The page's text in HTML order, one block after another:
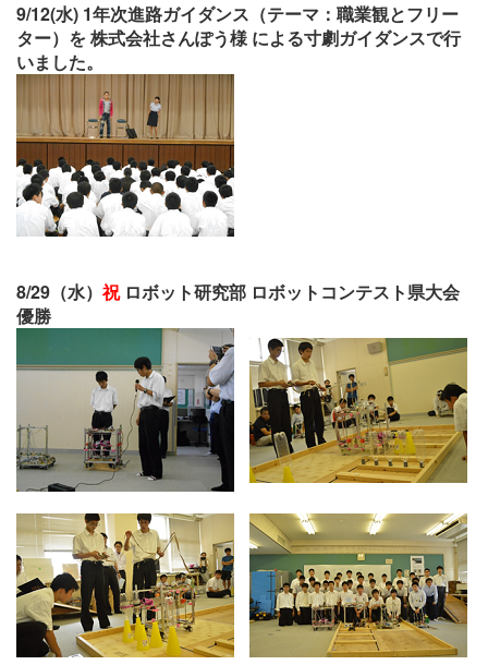
9/12(水) 1年次進路ガイダンス（テーマ：職業観とフリー
ター）を 株式会社さんぽう様 による寸劇ガイダンスで行
いました。
8/29（水）祝ロボット研究部 ロボットコンテスト県大会
優勝